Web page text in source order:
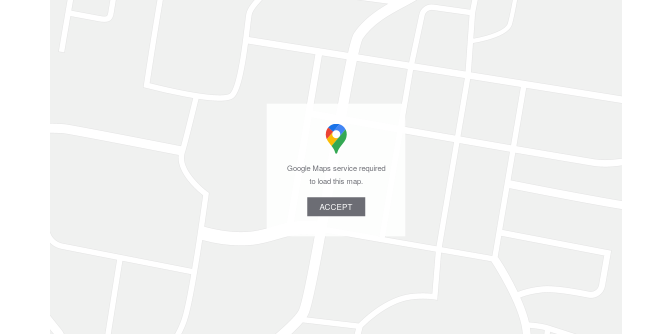
Google Maps service required
to load this map.
ACCEPT